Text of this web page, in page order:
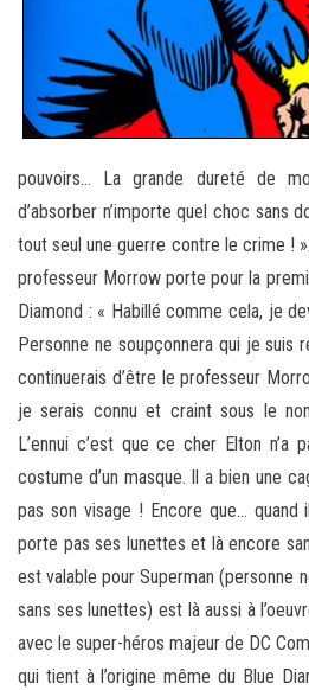
pouvoirs… La grande dureté de
d’absorber n’importe quel choc sans
tout seul une guerre contre le crime !
professeur Morrow porte pour la
Diamond : « Habillé comme cela, je
Personne ne soupçonnera qui je suis
continuerais d’être le professeur
je serais connu et craint sous le
L’ennui c’est que ce cher Elton n’a
costume d’un masque. Il a bien une
pas son visage ! Encore que…
porte pas ses lunettes et là encore
est valable pour Superman (personne
sans ses lunettes) est là aussi à
avec le super-héros majeur de DC
qui tient à l’origine même du Blue